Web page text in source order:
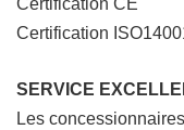
Certification CE
Certification
SERVICE
Les